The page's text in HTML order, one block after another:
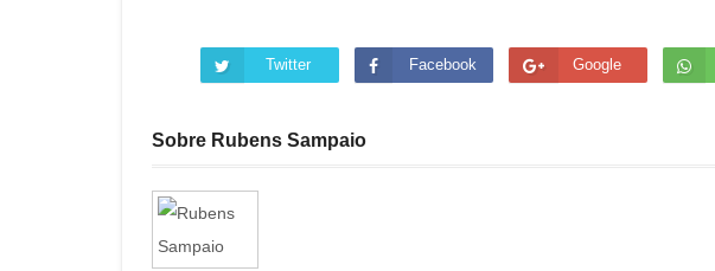
Twitter Facebook Google
Sobre Rubens Sampaio